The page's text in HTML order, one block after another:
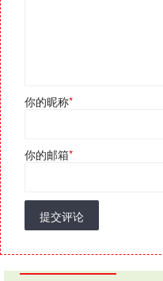
你的昵称*
你的邮箱*
提交评论